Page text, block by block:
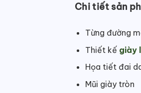
Chi tiết sản
Từng đường
Thiết kế giày
Họa tiết đai
Mũi giày tròn